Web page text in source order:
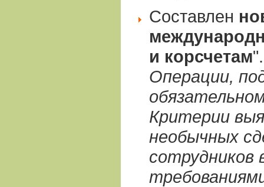
Составлен
и корсчетам
Операции,
Критерии
необычных
сотрудников